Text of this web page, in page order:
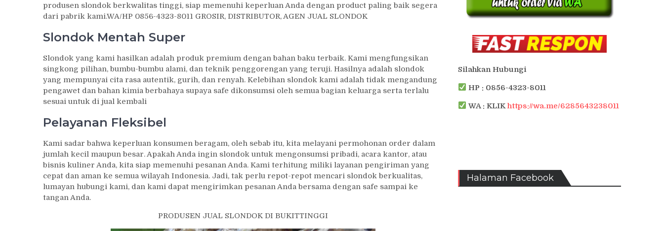
produsen slondok berkwalitas tinggi, siap memenuhi keperluan Anda dengan product paling baik segera
dari pabrik kami.WA/HP 0856-4323-8011 GROSIR, DISTRIBUTOR, AGEN JUAL SLONDOK
Slondok Mentah Super
Slondok yang kami hasilkan adalah produk premium dengan bahan baku terbaik. Kami mengfungsikan
singkong pilihan, bumbu-bumbu alami, dan teknik penggorengan yang teruji. Hasilnya adalah slondok
yang mempunyai cita rasa autentik, gurih, dan renyah. Kelebihan slondok kami adalah tidak mengandung
pengawet dan bahan kimia berbahaya supaya safe dikonsumsi oleh semua bagian keluarga serta terlalu
sesuai untuk di jual kembali
Pelayanan Fleksibel
Kami sadar bahwa keperluan konsumen beragam, oleh sebab itu, kita melayani permohonan order dalam
jumlah kecil maupun besar. Apakah Anda ingin slondok untuk mengonsumsi pribadi, acara kantor, atau
bisnis kuliner Anda, kita siap memenuhi pesanan Anda. Kami terhitung miliki layanan pengiriman yang
cepat dan aman ke semua wilayah Indonesia. Jadi, tak perlu repot-repot mencari slondok berkualitas,
lumayan hubungi kami, dan kami dapat mengirimkan pesanan Anda bersama dengan safe sampai ke
tangan Anda.
PRODUSEN JUAL SLONDOK DI BUKITTINGGI
Silahkan Hubungi
HP : 0856-4323-8011
WA : KLIKhttps://wa.me/6285643238011
Halaman Facebook